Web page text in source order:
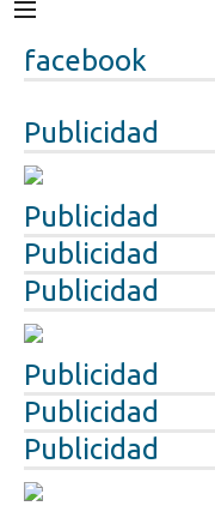
facebook
Publicidad
Publicidad
Publicidad
Publicidad
Publicidad
Publicidad
Publicidad